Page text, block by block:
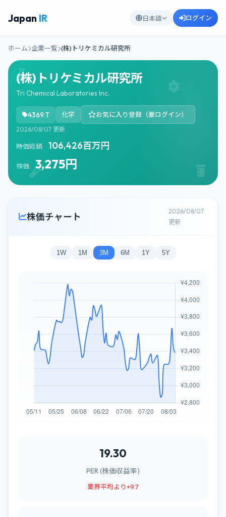
Japan IR 日本語 ログイン
ホーム 企業一覧 (株)トリケミカル研究所
(株)トリケミカル研究所
Tri Chemical Laboratories Inc.
4369.T 化学 お気に入り登録（要ログイン）
2026/08/07 更新
時価総額: 106,426百万円
株価: 3,275円
株価チャート
2026/08/07
更新
1W 1M 3M 6M 1Y 5Y
19.30
PER (株価収益率)
業界平均より+9.7